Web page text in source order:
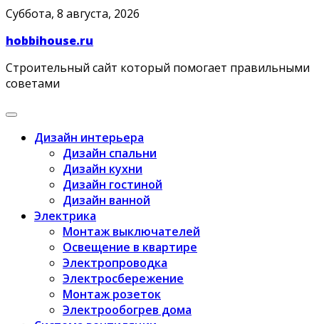
Skip
content
Суббота, 8 августа, 2026
hobbihouse.ru
Строительный сайт который помогает правильными
советами
Дизайн интерьера
Дизайн спальни
Дизайн кухни
Дизайн гостиной
Дизайн ванной
Электрика
Монтаж выключателей
Освещение в квартире
Электропроводка
Электросбережение
Монтаж розеток
Электрообогрев дома